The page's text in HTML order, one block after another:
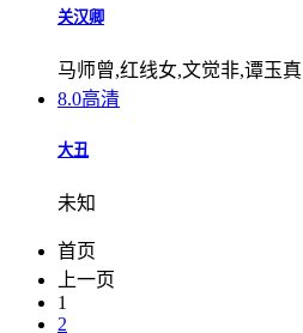
关汉卿
马师曾,红线女,文觉非,谭玉真
8.0高清
大丑
未知
首页
上一页
1
2